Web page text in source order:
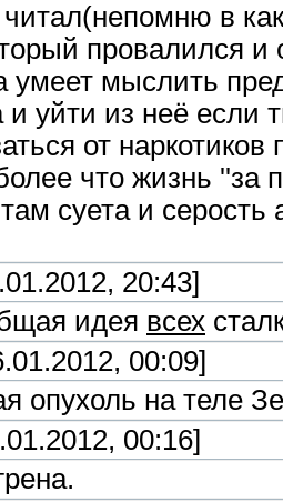
читал(непомню в
провалился
умеет мыслить
и уйти из неё
от
что жизнь
суета и
20:43]
идея всех
00:09]
опухоль на теле
00:16]